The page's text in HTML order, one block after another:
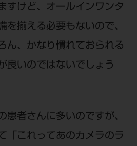
すけど、オールインワンタ
を揃える必要もないので、
ん、かなり慣れておられる
良いのではないでしょう
患者さんに多いのですが、
「これってあのカメラのラ